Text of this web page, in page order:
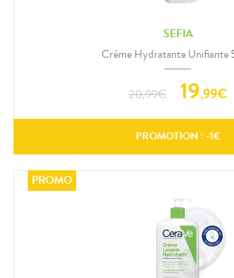
SEFIA
Crème Hydratante Unifiante
20,99€ 19,99€
PROMOTION : -1€